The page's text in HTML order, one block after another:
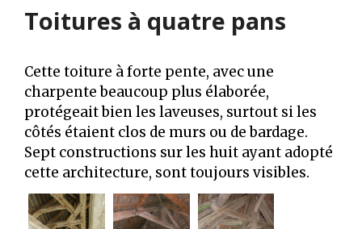
Toitures à quatre pans
Cette toiture à forte pente, avec une
charpente beaucoup plus élaborée,
protégeait bien les laveuses, surtout si les
côtés étaient clos de murs ou de bardage.
Sept constructions sur les huit ayant adopté
cette architecture, sont toujours visibles.